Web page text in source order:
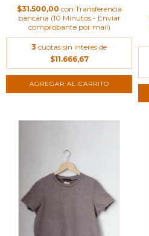
$31.500,00 con Transferencia
bancaria (10 Minutos - Enviar
comprobante por mail)
3 cuotas sin interés de
$11.666,67